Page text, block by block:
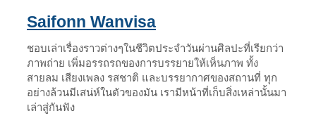
Saifonn Wanvisa
ชอบเล่าเรื่องราวต่างๆในชีวิตประจำวันผ่านศิลปะที่เรียกว่า
ภาพถ่าย เพิ่มอรรถรถของการบรรยายให้เห็นภาพ ทั้ง
สายลม เสียงเพลง รสชาติ และบรรยากาศของสถานที่ ทุก
อย่างล้วนมีเสน่ห์ในตัวของมัน เรามีหน้าที่เก็บสิ่งเหล่านั้นมา
เล่าสู่กันฟัง